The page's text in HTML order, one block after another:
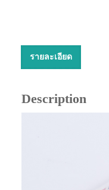
รายละเอียด
Description